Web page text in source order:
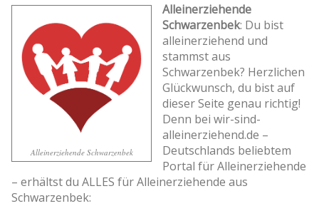
Alleinerziehende Schwarzenbek
Alleinerziehende
Schwarzenbek: Du bist
alleinerziehend und
stammst aus
Schwarzenbek? Herzlichen
Glückwunsch, du bist auf
dieser Seite genau richtig!
Denn bei wir-sind-
alleinerziehend.de –
Deutschlands beliebtem
Portal für Alleinerziehende
– erhältst du ALLES für Alleinerziehende aus
Schwarzenbek: